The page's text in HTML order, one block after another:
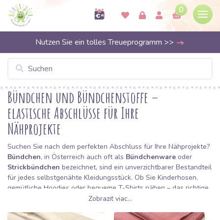
0
Nutzen Sie ein tolles Treueprogramm >>
Bündchen und Bündchenstoffe –
elastische Abschlüsse für Ihre
Nähprojekte
Suchen Sie nach dem perfekten Abschluss für Ihre Nähprojekte?
Bündchen, in Österreich auch oft als Bündchenware oder
Strickbündchen bezeichnet, sind ein unverzichtbarer Bestandteil
für jedes selbstgenähte Kleidungsstück. Ob Sie Kinderhosen,
gemütliche Hoodies oder bequeme T-Shirts nähen – das richtige
Bündchen verleiht Ihrer Kleidung Form, die nötige Elastizität und
Zobraziť viac...